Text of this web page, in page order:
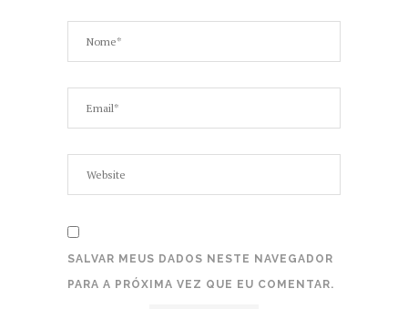
SALVAR MEUS DADOS NESTE NAVEGADOR
PARA A PRÓXIMA VEZ QUE EU COMENTAR.